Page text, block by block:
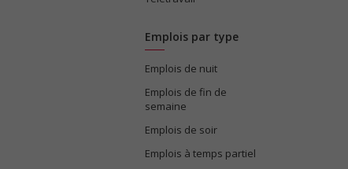
Emplois par type
Emplois de nuit
Emplois de fin de
semaine
Emplois de soir
Emplois à temps partiel